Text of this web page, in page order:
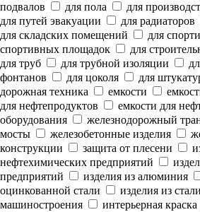
подвалов
для пола
для
для путей эвакуации
для радиаторов
для складских помещений
для
спортивных площадок
для
для труб
для трубной изоляции
фонтанов
для цоколя для
дорожная техника
емкости
для нефтепродуктов
емкости для
оборудования
железнодорожный
мосты
железобетонные изделия
конструкции
защита от плесени
нефтехимических предприятий
предприятий
изделия из алюминия
оцинкованной стали
изделия из стали
машиностроения
интерьерная краска